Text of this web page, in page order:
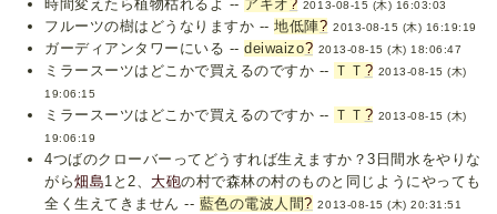
時間変えたら植物枯れるよ -- アキオ? 2013-08-15 (木) 16:03:03
フルーツの樹はどうなりますか --地低陣? 2013-08-15 (木) 16:19:19
ガーディアンタワーにいる --deiwaizo? 2013-08-15 (木) 18:06:47
ミラースーツはどこかで買えるのですか -- ＴＴ ? 2013-08-15 (木)
19:06:15
ミラースーツはどこかで買えるのですか -- ＴＴ ? 2013-08-15 (木)
19:06:19
4つばのクローバーってどうすれば生えますか？3日間水をやりな
がら畑島1と2、 大砲の村で森林の村のものと同じようにやっても
全く生えてきません -- 藍色の電波人間? 2013-08-15 (木) 20:31:51